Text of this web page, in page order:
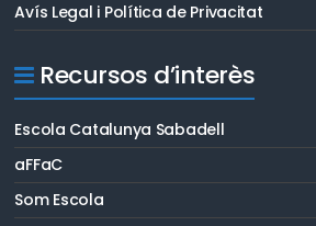
Avís Legal i Política de Privacitat
Recursos d’interès
Escola Catalunya Sabadell
aFFaC
Som Escola